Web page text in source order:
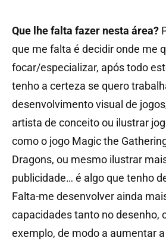
Que lhe falta fazer nesta área?
que me falta é decidir onde me
focar/especializar, após todo
tenho a certeza se quero
desenvolvimento visual de
artista de conceito ou ilustrar
como o jogo Magic the
Dragons, ou mesmo ilustrar
publicidade… é algo que tenho
Falta-me desenvolver ainda
capacidades tanto no desenho,
exemplo, de modo a aumentar